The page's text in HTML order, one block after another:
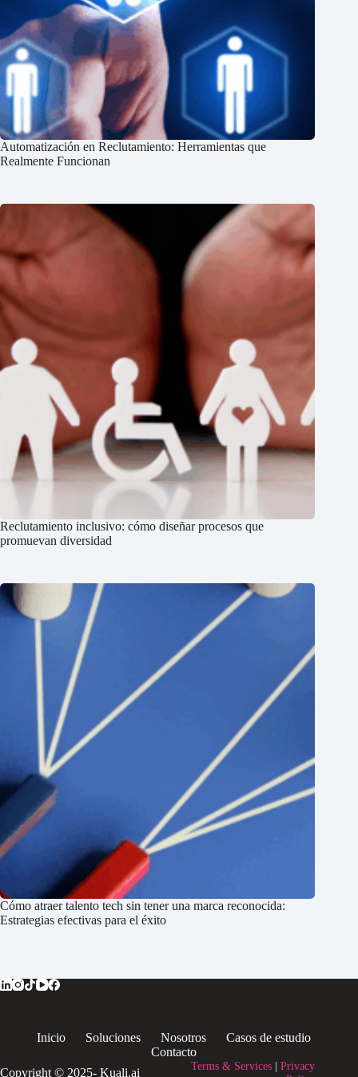
Automatización en Reclutamiento: Herramientas que
Realmente Funcionan
Reclutamiento inclusivo: cómo diseñar procesos que
promuevan diversidad
Cómo atraer talento tech sin tener una marca reconocida:
Estrategias efectivas para el éxito
Inicio Soluciones Nosotros
Casos de estudio
Contacto
Copyright © 2025- Kuali.ai
Terms & Services |Privacy